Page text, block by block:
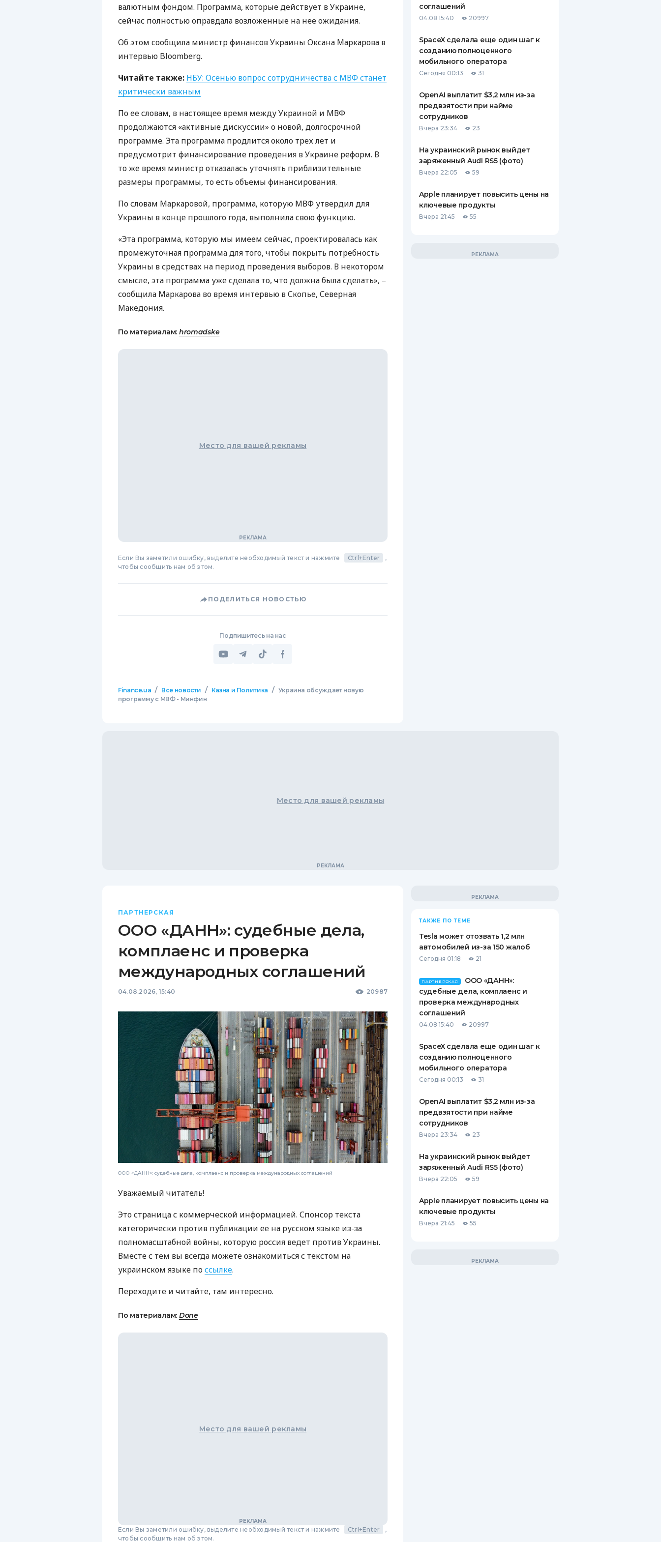
КЕШБЭКА
ПУТЕВОДИТЕЛИ ПО
ПУТЕВОДИТЕЛИ ПО
ВСЕ СТРАХОВЫЕ ПОЛИСЫ
СТРАХОВЫЕ КОМПАНИИ
КОМПАНИЯХ
КОНТАКТЫ
валютным фондом. Программа, которые действует в Украине,
сейчас полностью оправдала возложенные на нее ожидания.
Об этом сообщила министр финансов Украины Оксана Маркарова в
интервью Bloomberg.
Читайте также: НБУ: Осенью вопрос сотрудничества с МВФстанет
критически важным
По ее словам, в настоящее время между Украиной и МВФ
продолжаются «активные дискуссии» о новой, долгосрочной
программе. Эта программа продлится около трех лет и
предусмотрит финансирование проведения в Украине реформ. В
то же время министр отказалась уточнять приблизительные
размеры программы, то есть объемы финансирования.
По словам Маркаровой, программа, которую МВФ утвердил для
Украины в конце прошлого года, выполнила свою функцию.
«Эта программа, которую мы имеем сейчас, проектировалась как
промежуточная программа для того, чтобы покрыть потребность
Украины в средствах на период проведения выборов. В некотором
смысле, эта программа уже сделала то, что должна была сделать», –
сообщила Маркарова во время интервью в Скопье, Северная
Македония.
По материалам: hromadske
Место для вашей рекламы
Если Вы заметили ошибку, выделите необходимый текст и нажмите Ctrl+Enter
,
чтобы сообщить нам об этом.
ПОДЕЛИТЬСЯ НОВОСТЬЮ
Подпишитесь на нас
Finance.ua / Все новости / Казна и Политика / Украина обсуждает новую
программу с МВФ - Минфин
соглашений
04.08 15:40 20997
SpaceX сделала еще один шаг к
созданию полноценного
мобильного оператора
Сегодня 00:13 31
OpenAI выплатит $3,2 млн из-за
предвзятости при найме
сотрудников
Вчера 23:34 23
На украинский рынок выйдет
заряженный Audi RS5 (фото)
Вчера 22:05 59
Apple планирует повысить цены на
ключевые продукты
Вчера 21:45 55
Место для вашей рекламы
ПАРТНЕРСКАЯ
ООО «ДАНН»: судебные дела,
комплаенс и проверка
международных соглашений
04.08.2026, 15:40 20987
ООО «ДАНН»: судебные дела, комплаенс и проверка международных соглашений
Уважаемый читатель!
Это страница с коммерческой информацией. Спонсор текста
категорически против публикации ее на русском языке из-за
полномасштабной войны, которую россия ведет против Украины.
Вместе с тем вы всегда можете ознакомиться с текстом на
украинском языке поссылке.
Переходите и читайте, там интересно.
По материалам: Done
Место для вашей рекламы
Если Вы заметили ошибку, выделите необходимый текст и нажмите Ctrl+Enter
,
чтобы сообщить нам об этом.
ТАКЖЕ ПО ТЕМЕ
Tesla может отозвать 1,2 млн
автомобилей из-за 150 жалоб
Сегодня 01:18 21
ПАРТНЕРСКАЯ
ООО «ДАНН»:
судебные дела, комплаенс и
проверка международных
соглашений
04.08 15:40 20997
SpaceX сделала еще один шаг к
созданию полноценного
мобильного оператора
Сегодня 00:13 31
OpenAI выплатит $3,2 млн из-за
предвзятости при найме
сотрудников
Вчера 23:34 23
На украинский рынок выйдет
заряженный Audi RS5 (фото)
Вчера 22:05 59
Apple планирует повысить цены на
ключевые продукты
Вчера 21:45 55